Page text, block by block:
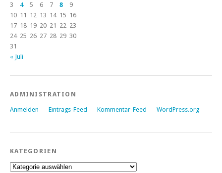
3
4 5 6 7 8
9
10 11 12 13 14 15 16
17 18 19 20 21 22 23
24 25 26 27 28 29 30
31
« Juli
ADMINISTRATION
Anmelden Eintrags-Feed Kommentar-Feed WordPress.org
KATEGORIEN
Kategorien